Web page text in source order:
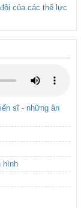
của các thế lực
sĩ - những ân
hình